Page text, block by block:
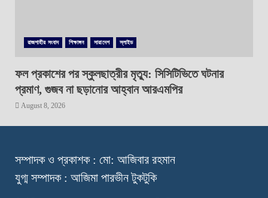
রাজশাহীর সংবাদ শিক্ষাঙ্গন সারাদেশ স্লাইড
ফল প্রকাশের পর স্কুলছাত্রীর মৃত্যু: সিসিটিভিতে ঘটনার
প্রমাণ, গুজব না ছড়ানোর আহ্বান আরএমপির
August 8, 2026
সম্পাদক ও প্রকাশক : মো: আজিবার রহমান
যুগ্ম সম্পাদক : আজিমা পারভীন টুকটুকি